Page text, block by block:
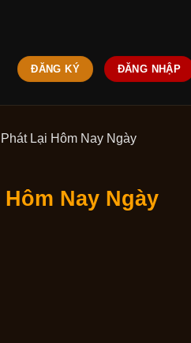
ĐĂNG KÝ ĐĂNG NHẬP
Lại Hôm Nay Ngày
Nay Ngày